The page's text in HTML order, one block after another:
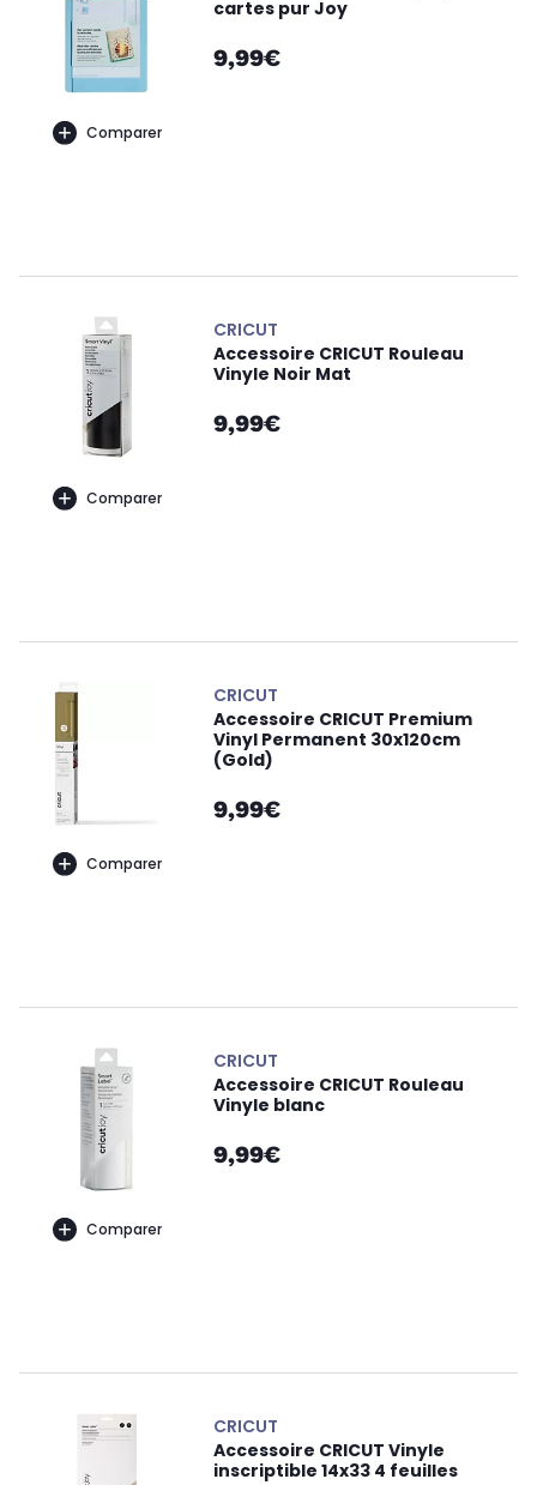
Comparer
cartes pur Joy
9,99€
Comparer
CRICUT
Accessoire CRICUT Rouleau
Vinyle Noir Mat
9,99€
Comparer
CRICUT
Accessoire CRICUT Premium
Vinyl Permanent 30x120cm
(Gold)
9,99€
Comparer
CRICUT
Accessoire CRICUT Rouleau
Vinyle blanc
9,99€
CRICUT
Accessoire CRICUT Vinyle
inscriptible 14x33 4 feuilles